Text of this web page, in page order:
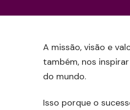
A missão, visão e
também, nos
do mundo.
Isso porque o